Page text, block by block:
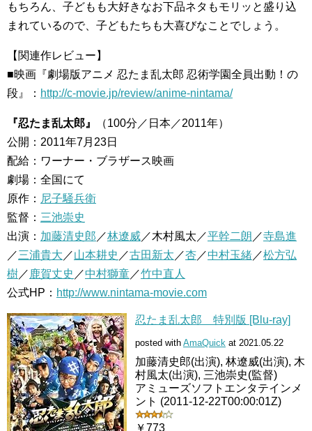
もちろん、子どもも大好きなお下品ネタもモリッと盛り込
まれているので、子どもたちも大喜びなことでしょう。
【関連作レビュー】
■映画『劇場版アニメ 忍たま乱太郎 忍術学園全員出動！の
段』： http://c-movie.jp/review/anime-nintama/
『忍たま乱太郎』
（100分／日本／2011年）
公開：2011年7月23日
配給：ワーナー・ブラザース映画
劇場：全国にて
原作： 尼子騒兵衛
監督： 三池崇史
出演： 加藤清史郎 ／林遼威／木村風太／平幹二朗 ／寺島進
／三浦貴大 ／山本耕史 ／古田新太 ／杏／中村玉緒／松方弘
樹／ 鹿賀丈史 ／中村獅童／竹中直人
公式HP： http://www.nintama-movie.com
忍たま乱太郎 特別版 [Blu-ray]
posted with AmaQuick at 2021.05.22
加藤清史郎(出演), 林遼威(出演), 木
村風太(出演), 三池崇史(監督)
アミューズソフトエンタテインメ
ント (2011-12-22T00:00:01Z)
￥773